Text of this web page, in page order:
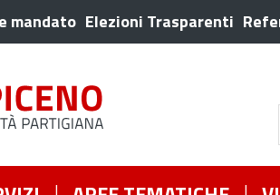
mandato Elezioni Trasparenti